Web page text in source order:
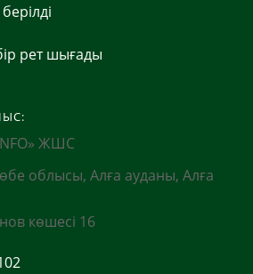
рет шығады
ЖШС
облысы, Алға ауданы, Алға
көшесі 16